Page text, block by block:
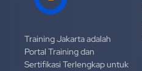
Training Jakarta adalah
Portal Training dan
Sertifikasi Terlengkap untuk